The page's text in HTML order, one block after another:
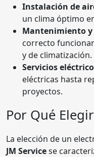
Instalación de
un clima óptimo
Mantenimiento
correcto
y de climatización.
Servicios
eléctricas hasta
proyectos.
Por Qué
La elección de un
JM Servicese